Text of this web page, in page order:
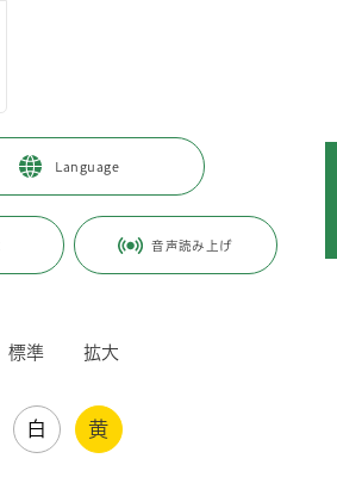
Language
音声読み上げ
標準 拡大
白 黄
続き > まちづくり・交通
AWARD 2026（さいたまマ